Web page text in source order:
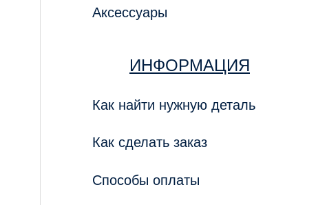
Аксессуары
ИНФОРМАЦИЯ
Как найти нужную деталь
Как сделать заказ
Способы оплаты